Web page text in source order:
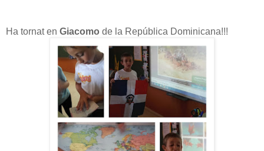
Ha tornat en Giacomo de la República Dominicana!!!